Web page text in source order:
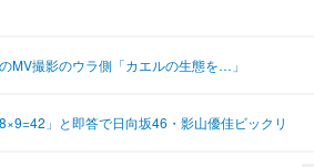
音楽
ペット
その他
MV撮影のウラ側「カエルの生態を…」
」と即答で日向坂46・影山優佳ビックリ